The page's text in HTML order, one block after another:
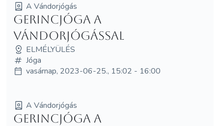
A Vándorjógás
Gerincjóga a
Vándorjógással
ELMÉLYÜLÉS
Jóga
vasárnap, 2023-06-25., 15:02 - 16:00
A Vándorjógás
Gerincjóga a